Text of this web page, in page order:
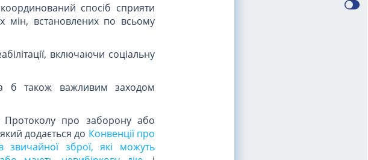
спосіб сприяти
мін, встановлених по всьому
включаючи соціальну
б також важливим заходом
про заборону або
додається до Конвенції про
звичайної зброї, які можуть